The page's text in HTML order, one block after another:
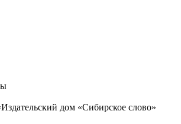
дом «Сибирское слово»